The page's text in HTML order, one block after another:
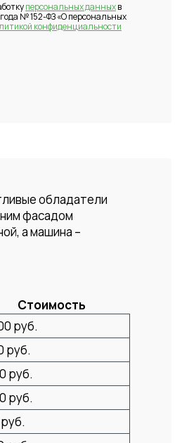
персональных данныхв
№ 152-ФЗ «О персональных
конфиденциальности
обладатели
фасадом
а машина –
Стоимость
руб.
руб.
руб.
руб.